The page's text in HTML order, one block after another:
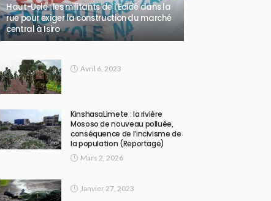
Haut-Uele : les militants de l’Ecidé dans la
rue pour exiger la construction du marché
central à Isiro
Avril 6, 2023
KinshasaLimete : la rivière
Mososo de nouveau polluée,
conséquence de l’incivisme de
la population (Reportage)
Mars 2, 2026
Janvier 27, 2023